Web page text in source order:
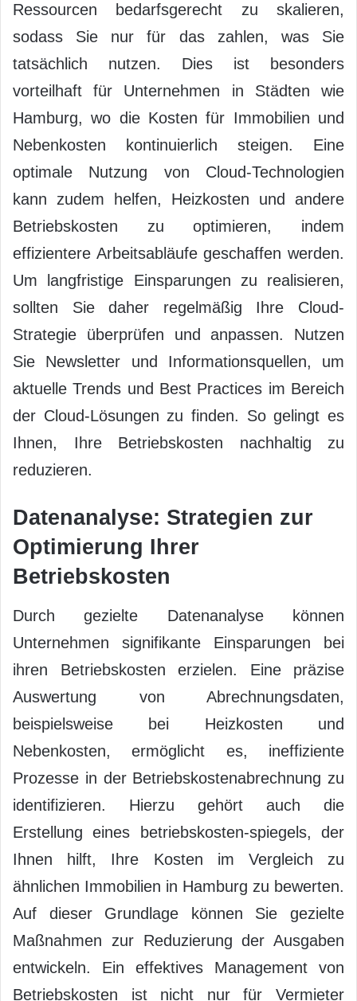
Ressourcen bedarfsgerecht zu skalieren,
sodass Sie nur für das zahlen, was Sie
tatsächlich nutzen. Dies ist besonders
vorteilhaft für Unternehmen in Städten wie
Hamburg, wo die Kosten für Immobilien und
Nebenkosten kontinuierlich steigen. Eine
optimale Nutzung von Cloud-Technologien
kann zudem helfen, Heizkosten und andere
Betriebskosten zu optimieren, indem
effizientere Arbeitsabläufe geschaffen werden.
Um langfristige Einsparungen zu realisieren,
sollten Sie daher regelmäßig Ihre Cloud-
Strategie überprüfen und anpassen. Nutzen
Sie Newsletter und Informationsquellen, um
aktuelle Trends und Best Practices im Bereich
der Cloud-Lösungen zu finden. So gelingt es
Ihnen, Ihre Betriebskosten nachhaltig zu
reduzieren.
Datenanalyse: Strategien zur
Optimierung Ihrer
Betriebskosten
Durch gezielte Datenanalyse können
Unternehmen signifikante Einsparungen bei
ihren Betriebskosten erzielen. Eine präzise
Auswertung von Abrechnungsdaten,
beispielsweise bei Heizkosten und
Nebenkosten, ermöglicht es, ineffiziente
Prozesse in der Betriebskostenabrechnung zu
identifizieren. Hierzu gehört auch die
Erstellung eines betriebskosten-spiegels, der
Ihnen hilft, Ihre Kosten im Vergleich zu
ähnlichen Immobilien in Hamburg zu bewerten.
Auf dieser Grundlage können Sie gezielte
Maßnahmen zur Reduzierung der Ausgaben
entwickeln. Ein effektives Management von
Betriebskosten ist nicht nur für Vermieter